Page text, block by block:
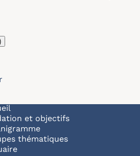
principale
et objectifs
thématiques